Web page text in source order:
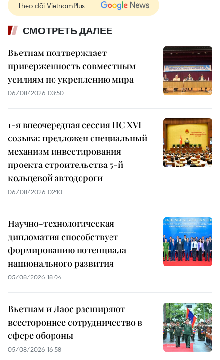
Theo dõi VietnamPlus
СМОТРЕТЬ ДАЛЕЕ
Вьетнам подтверждает
приверженность совместным
усилиям по укреплению мира
06/08/2026 03:50
1-я внеочередная сессия НС XVI
созыва: предложен специальный
механизм инвестирования
проекта строительства 5-й
кольцевой автодороги
06/08/2026 02:10
Научно-технологическая
дипломатия способствует
формированию потенциала
национального развития
05/08/2026 18:04
Вьетнам и Лаос расширяют
всестороннее сотрудничество в
сфере обороны
05/08/2026 16:58